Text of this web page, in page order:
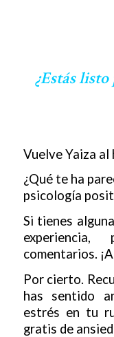
¿Estás
Vuelve Yaiza al
¿Qué te ha
psicología
Si tienes
comentarios.
Por cierto.
has sentido
estrés en tu
gratis de